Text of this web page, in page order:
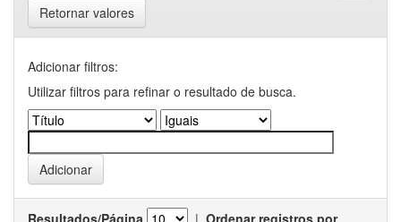
Retornar valores
Adicionar filtros:
Utilizar filtros para refinar o resultado de busca.
Resultados/Página | Ordenar registros por